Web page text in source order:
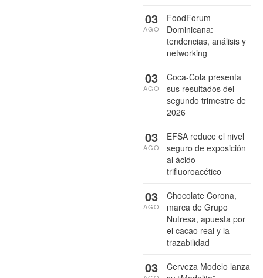
FoodForum
Dominicana:
tendencias, análisis y
networking
03
AGO
Coca-Cola presenta
sus resultados del
segundo trimestre de
2026
03
AGO
EFSA reduce el nivel
seguro de exposición
al ácido
trifluoroacético
03
AGO
Chocolate Corona,
marca de Grupo
Nutresa, apuesta por
el cacao real y la
trazabilidad
03
AGO
Cerveza Modelo lanza
03